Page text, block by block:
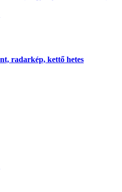
radarkép, kettő hetes